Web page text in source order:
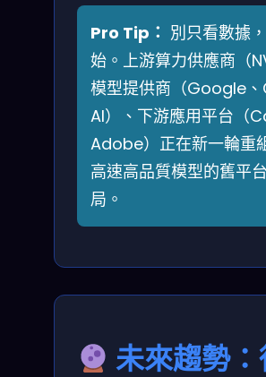
Pro Tip： 別只看數據
始。上游算力供應商（
模型提供商（Google
AI）、下游應用平台（
Adobe）正在新一輪重
高速高品質模型的舊平
局。
未來趨勢